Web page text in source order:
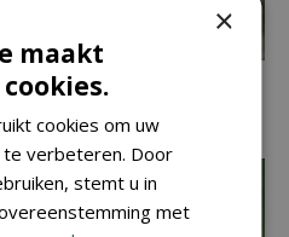
×
maakt
cookies om uw
verbeteren. Door
stemt u in
met